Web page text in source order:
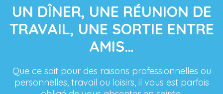
UN DÎNER, UNE RÉUNION DE
TRAVAIL, UNE SORTIE ENTRE
AMIS…
Que ce soit pour des raisons professionnelles ou
personnelles, travail ou loisirs, il vous est parfois